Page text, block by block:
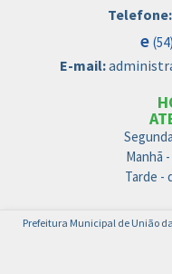
Telefone:
e (54)
E-mail:
Manhã
Tarde -
Prefeitura Municipal de União da